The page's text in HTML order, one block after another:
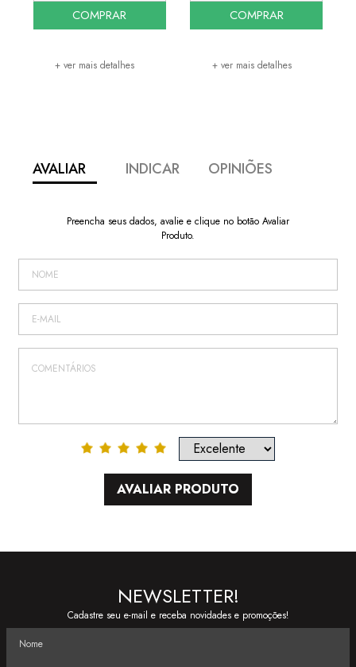
+ ver mais detalhes
COMPRAR
+ ver mais detalhes
COMPRAR
AVALIAR INDICAR OPINIÕES
Preencha seus dados, avalie e clique no botão Avaliar
Produto.
AVALIAR PRODUTO
NEWSLETTER!
Cadastre seu e-mail e receba novidades e promoções!